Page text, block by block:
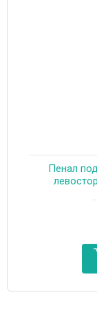
Пенал